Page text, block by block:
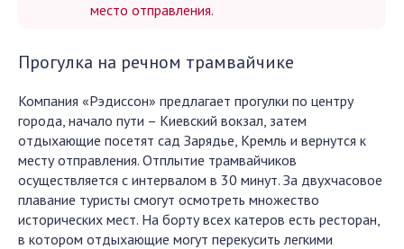
место отправления.
Прогулка на речном трамвайчике
Компания «Рэдиссон» предлагает прогулки по центру
города, начало пути – Киевский вокзал, затем
отдыхающие посетят сад Зарядье, Кремль и вернутся к
месту отправления. Отплытие трамвайчиков
осуществляется с интервалом в 30 минут. За двухчасовое
плавание туристы смогут осмотреть множество
исторических мест. На борту всех катеров есть ресторан,
в котором отдыхающие могут перекусить легкими